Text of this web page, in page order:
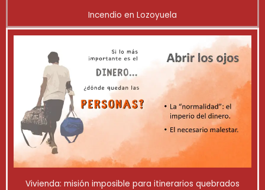
Incendio en Lozoyuela
Vivienda: misión imposible para itinerarios quebrados